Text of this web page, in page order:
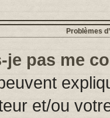
Problèmes
pas me
et/ou